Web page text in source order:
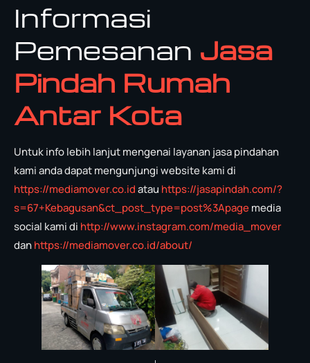
Informasi
Pemesanan Jasa
Pindah Rumah
Antar Kota
Untuk info lebih lanjut mengenai layanan jasa pindahan
kami anda dapat mengunjungi website kami di
https://mediamover.co.idatau https://jasapindah.com/?
s=67+Kebagusan&ct_post_type=post%3Apagemedia
social kami di http://www.instagram.com/media_mover
danhttps://mediamover.co.id/about/